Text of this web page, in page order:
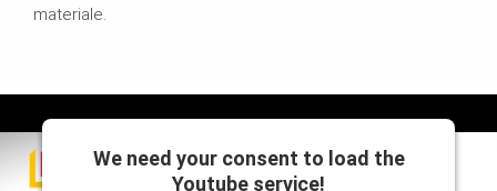
materiale.
We need your consent to load the
Youtube service!